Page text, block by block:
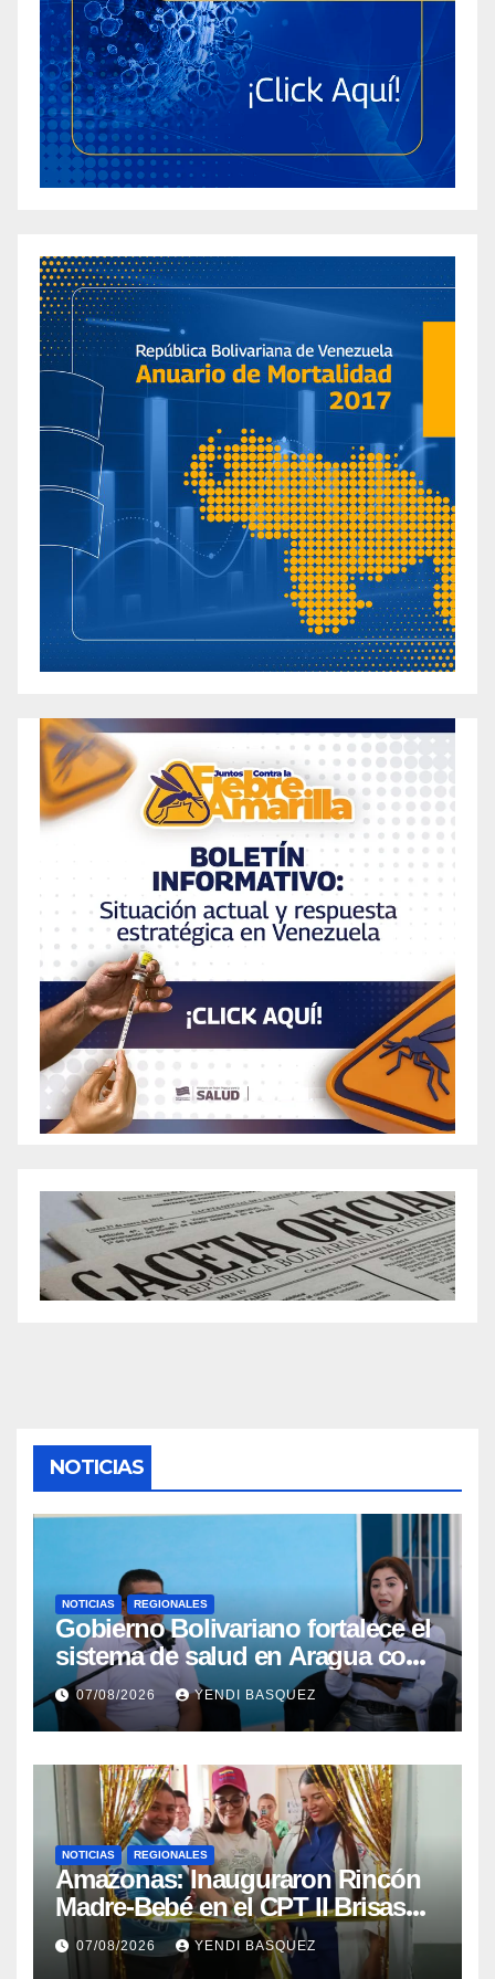
NOTICIAS
NOTICIAS REGIONALES
Gobierno Bolivariano fortalece el
sistema de salud en Aragua con
la reinauguración del CDI La
Mora
07/08/2026 YENDI BASQUEZ
NOTICIAS REGIONALES
​Amazonas: Inauguraron Rincón
Madre-Bebé en el CPT II Brisas
del Aeropuerto ​Inauguraron
Rincón
07/08/2026 YENDI BASQUEZ